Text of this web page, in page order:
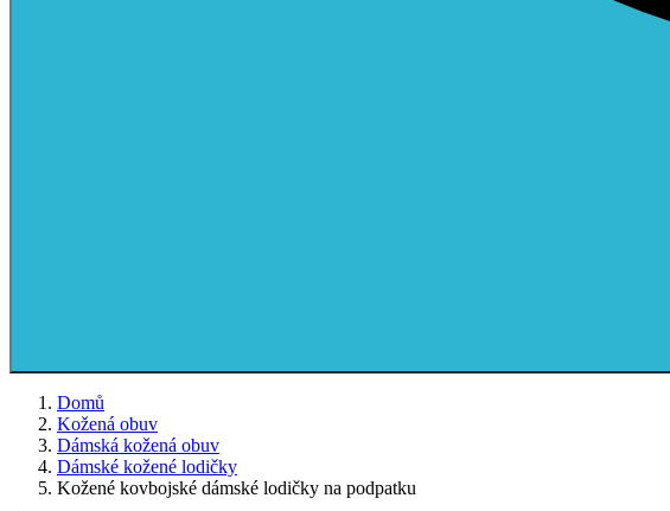
Domů
Kožená obuv
Dámská kožená obuv
Dámské kožené lodičky
Kožené kovbojské dámské lodičky na podpatku